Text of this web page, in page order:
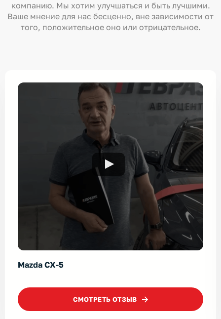
компанию. Мы хотим улучшаться и быть лучшими.
Ваше мнение для нас бесценно, вне зависимости от
того, положительное оно или отрицательное.
Skoda Kodiaq
CМОТРЕТЬ ОТЗЫВ